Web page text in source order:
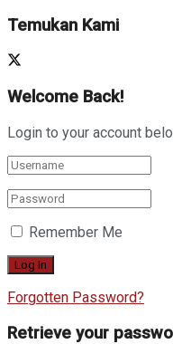
Temukan Kami
Welcome Back!
Login to your account
Remember Me
Forgotten Password?
Retrieve your